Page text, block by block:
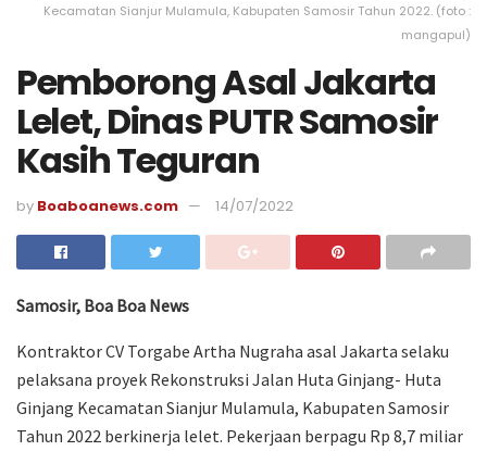
Kecamatan Sianjur Mulamula, Kabupaten Samosir Tahun 2022. (foto :
mangapul)
Pemborong Asal Jakarta
Lelet, Dinas PUTR Samosir
Kasih Teguran
by Boaboanews.com 14/07/2022
Samosir, Boa Boa News
Kontraktor CV Torgabe Artha Nugraha asal Jakarta selaku
pelaksana proyek Rekonstruksi Jalan Huta Ginjang- Huta
Ginjang Kecamatan Sianjur Mulamula, Kabupaten Samosir
Tahun 2022 berkinerja lelet. Pekerjaan berpagu Rp 8,7 miliar